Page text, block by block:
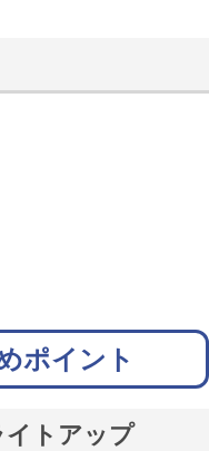
ポイント
イトアップ